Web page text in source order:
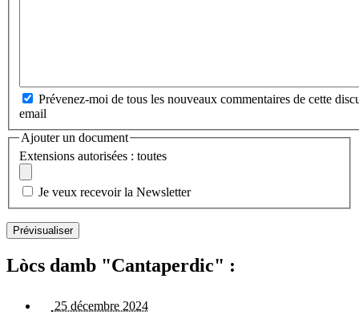
Prévenez-moi de tous les nouveaux commentaires de cette
email
Ajouter un document
Extensions autorisées : toutes
Je veux recevoir la Newsletter
Lòcs damb "Cantaperdic" :
25 décembre 2024